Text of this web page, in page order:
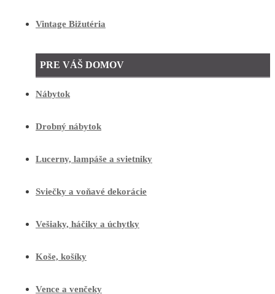
Vintage Bižutéria
PRE VÁŠ DOMOV
Nábytok
Drobný nábytok
Lucerny, lampáše a svietniky
Sviečky a voňavé dekorácie
Vešiaky, háčiky a úchytky
Koše, košíky
Vence a venčeky